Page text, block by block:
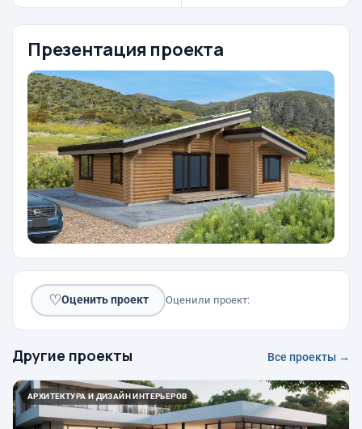
Презентация проекта
♡Оценить проект Оценили проект:
Другие проекты Все проекты →
АРХИТЕКТУРА И ДИЗАЙН ИНТЕРЬЕРОВ